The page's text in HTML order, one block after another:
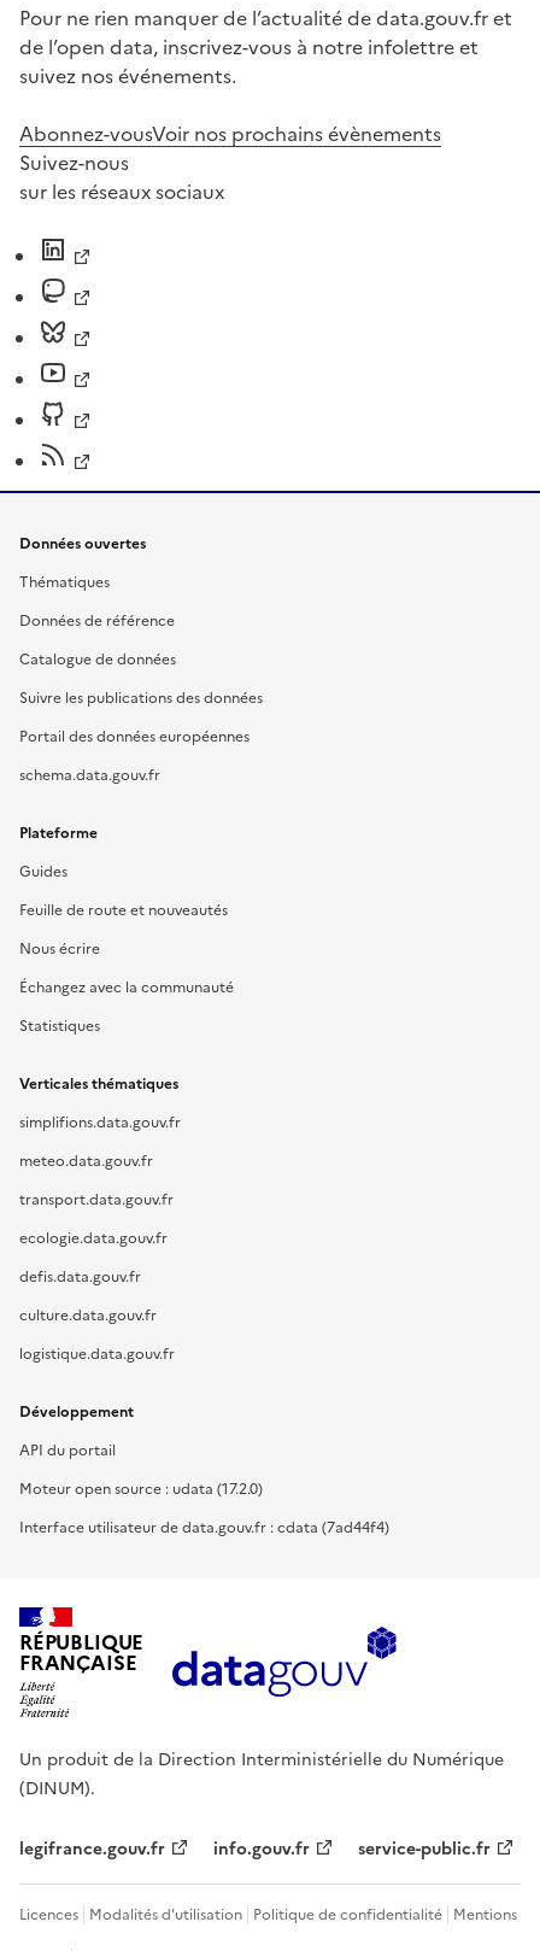
Pour ne rien manquer de l’actualité de data.gouv.fr et
de l’open data, inscrivez-vous à notre infolettre et
suivez nos événements.
Abonnez-vousVoir nos prochains évènements
Suivez-nous
sur les réseaux sociaux
Données ouvertes
Thématiques
Données de référence
Catalogue de données
Suivre les publications des données
Portail des données européennes
schema.data.gouv.fr
Plateforme
Guides
Feuille de route et nouveautés
Nous écrire
Échangez avec la communauté
Statistiques
Verticales thématiques
simplifions.data.gouv.fr
meteo.data.gouv.fr
transport.data.gouv.fr
ecologie.data.gouv.fr
defis.data.gouv.fr
culture.data.gouv.fr
logistique.data.gouv.fr
Développement
API du portail
Moteur open source : udata (17.2.0)
Interface utilisateur de data.gouv.fr : cdata (7ad44f4)
RÉPUBLIQUE
FRANÇAISE
Un produit de la Direction Interministérielle du Numérique
(DINUM).
legifrance.gouv.fr info.gouv.fr service-public.fr
Licences Modalités d'utilisation Politique de confidentialité Mentions